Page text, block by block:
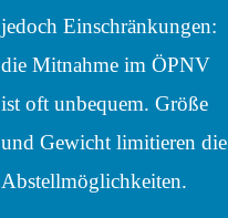
jedoch Einschrän­kun­gen:
die Mitnahme im ÖPNV
ist oft unbe­quem. Größe
und Gewicht limi­tie­ren die
Abstellmöglichkeiten.